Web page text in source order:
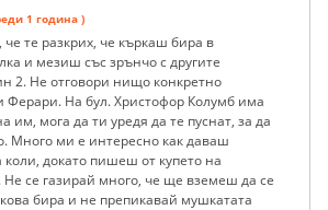
1 година )
те разкрих, че къркаш бира в
и мезиш със зрънчо с другите
2. Не отговори нищо конкретно
На бул. Христофор Колумб има
им, мога да ти уредя да те пуснат, за да
Много ми е интересно как даваш
коли, докато пишеш от купето на
се газирай много, че ще вземеш да се
бира и не препикавай мушкатата